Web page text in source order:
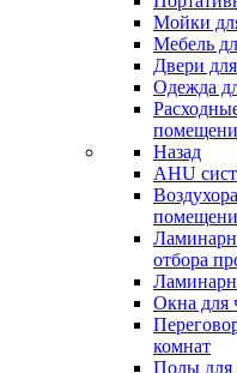
Мойки
Мебель
Двери
Одежда
Назад
AHU
отбора
Окна для
комнат
Полы для